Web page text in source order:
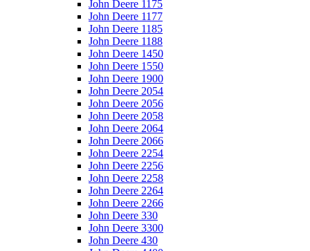
John Deere 1175
John Deere 1177
John Deere 1185
John Deere 1188
John Deere 1450
John Deere 1550
John Deere 1900
John Deere 2054
John Deere 2056
John Deere 2058
John Deere 2064
John Deere 2066
John Deere 2254
John Deere 2256
John Deere 2258
John Deere 2264
John Deere 2266
John Deere 330
John Deere 3300
John Deere 430